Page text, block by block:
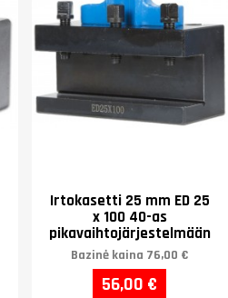
Irtokasetti 25 mm ED 25
x 100 40-as
pikavaihtojärjestelmään
Bazinė kaina 76,00 €
56,00 €